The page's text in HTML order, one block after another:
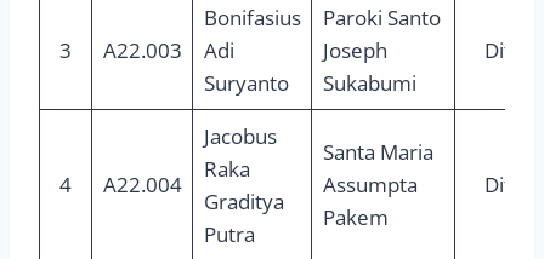
3 A22.003
Bonifasius
Adi
Suryanto
Paroki Santo
Joseph
Sukabumi
4 A22.004
Jacobus
Raka
Graditya
Putra
Santa Maria
Assumpta
Pakem